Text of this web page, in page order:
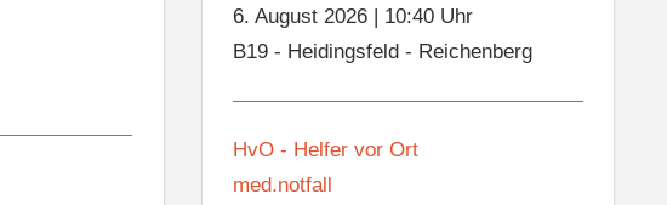
6. August 2026
10:40 Uhr
B19 - Heidingsfeld - Reichenberg
HvO - Helfer vor Ort
med.notfall